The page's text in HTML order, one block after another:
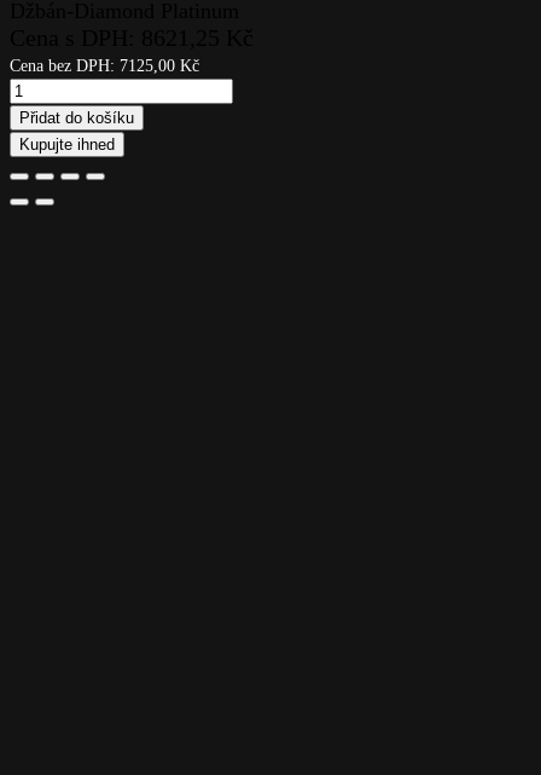
Cena bez DPH: 7125,00 Kč
Džbán-
Diamond
Platinum
quantity
Přidat do košíku
Kupujte ihned